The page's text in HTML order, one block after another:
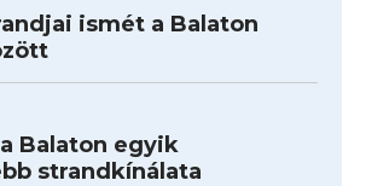
ismét a Balaton
Balaton egyik
strandkínálata